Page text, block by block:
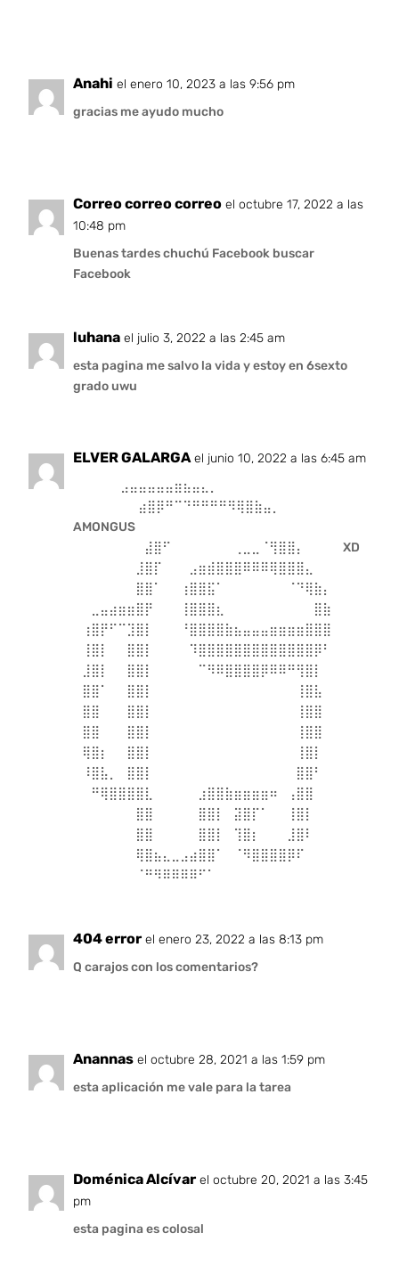
Anahi el enero 10, 2023 a las 9:56 pm
gracias me ayudo mucho
Correo correo correo el octubre 17, 2022 a las
10:48 pm
Buenas tardes chuchú Facebook buscar
Facebook
luhana el julio 3, 2022 a las 2:45 am
esta pagina me salvo la vida y estoy en 6sexto
grado uwu
ELVER GALARGA el junio 10, 2022 a las 6:45 am
⠀⠀⠀⠀ ⠀⣠⣤⣤⣤⣤⣤⣶⣦⣤⣄⡀⠀⠀⠀⠀⠀⠀⠀⠀
⠀⠀⠀⠀⠀⠀⠀ ⣴⣿⡿⠛⠉⠙⠛⠛⠛⠛⠻⢿⣿⣷⣤⡀⠀⠀⠀⠀⠀
AMONGUS
⠀⠀⠀⠀⠀⠀⠀⠀⣼⣿⠋⠀⠀⠀⠀⠀⠀⠀⢀⣀⣀⠈⢻⣿⣿⡄⠀⠀⠀⠀ XD
⠀⠀⠀⠀⠀⠀⠀⣸⣿⡏⠀⠀⠀⣠⣶⣾⣿⣿⣿⠿⠿⠿⢿⣿⣿⣿⣄⠀⠀⠀
⠀⠀⠀⠀⠀⠀⠀⣿⣿⠁⠀⠀⢰⣿⣿⣯⠁⠀⠀⠀⠀⠀⠀⠀⠈⠙⢿⣷⡄⠀
⠀⠀⣀⣤⣴⣶⣶⣿⡟⠀⠀⠀⢸⣿⣿⣿⣆⠀⠀⠀⠀⠀⠀⠀⠀⠀⠀⣿⣷⠀
⠀⢰⣿⡟⠋⠉⣹⣿⡇⠀⠀⠀⠘⣿⣿⣿⣿⣷⣦⣤⣤⣤⣶⣶⣶⣶⣿⣿⣿⠀
⠀⢸⣿⡇⠀⠀⣿⣿⡇⠀⠀⠀⠀⠹⣿⣿⣿⣿⣿⣿⣿⣿⣿⣿⣿⣿⣿⡿⠃⠀
⠀⣸⣿⡇⠀⠀⣿⣿⡇⠀⠀⠀⠀⠀⠉⠻⠿⣿⣿⣿⣿⡿⠿⠿⠛⢻⣿⡇⠀⠀
⠀⣿⣿⠁⠀⠀⣿⣿⡇⠀⠀⠀⠀⠀⠀⠀⠀⠀⠀⠀⠀⠀⠀⠀⠀⢸⣿⣧⠀⠀
⠀⣿⣿⠀⠀⠀⣿⣿⡇⠀⠀⠀⠀⠀⠀⠀⠀⠀⠀⠀⠀⠀⠀⠀⠀⢸⣿⣿⠀⠀
⠀⣿⣿⠀⠀⠀⣿⣿⡇⠀⠀⠀⠀⠀⠀⠀⠀⠀⠀⠀⠀⠀⠀⠀⠀⢸⣿⣿⠀⠀
⠀⢿⣿⡆⠀⠀⣿⣿⡇⠀⠀⠀⠀⠀⠀⠀⠀⠀⠀⠀⠀⠀⠀⠀⠀⢸⣿⡇⠀⠀
⠀⠸⣿⣧⡀⠀⣿⣿⡇⠀⠀⠀⠀⠀⠀⠀⠀⠀⠀⠀⠀⠀⠀⠀⠀⣿⣿⠃⠀⠀
⠀⠀⠛⢿⣿⣿⣿⣿⣇⠀⠀⠀⠀⠀⣰⣿⣿⣷⣶⣶⣶⣶⠶⠀⢠⣿⣿⠀⠀⠀
⠀⠀⠀⠀⠀⠀⠀⣿⣿⠀⠀⠀⠀⠀⣿⣿⡇⠀⣽⣿⡏⠁⠀⠀⢸⣿⡇⠀⠀⠀
⠀⠀⠀⠀⠀⠀⠀⣿⣿⠀⠀⠀⠀⠀⣿⣿⡇⠀⢹⣿⡆⠀⠀⠀⣸⣿⠇⠀⠀⠀
⠀⠀⠀⠀⠀⠀⠀⢿⣿⣦⣄⣀⣠⣴⣿⣿⠁⠀⠈⠻⣿⣿⣿⣿⡿⠏⠀⠀⠀⠀
⠀⠀⠀⠀⠀⠀⠀⠈⠛⠻⠿⠿⠿⠿⠋⠁⠀⠀⠀⠀⠀⠀⠀⠀⠀⠀⠀⠀⠀⠀
404 error el enero 23, 2022 a las 8:13 pm
Q carajos con los comentarios?
Anannas el octubre 28, 2021 a las 1:59 pm
esta aplicación me vale para la tarea
Doménica Alcívar el octubre 20, 2021 a las 3:45
pm
esta pagina es colosal